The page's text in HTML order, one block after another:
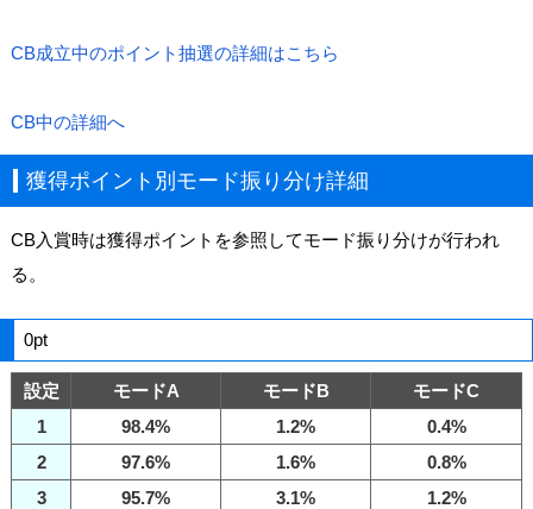
CB成立中のポイント抽選の詳細はこちら
CB中の詳細へ
獲得ポイント別モード振り分け詳細
CB入賞時は獲得ポイントを参照してモード振り分けが行われ
る。
0pt
設定 モードA モードB
モードC
1
98.4% 1.2%
0.4%
2
97.6% 1.6%
0.8%
3
95.7% 3.1%
1.2%